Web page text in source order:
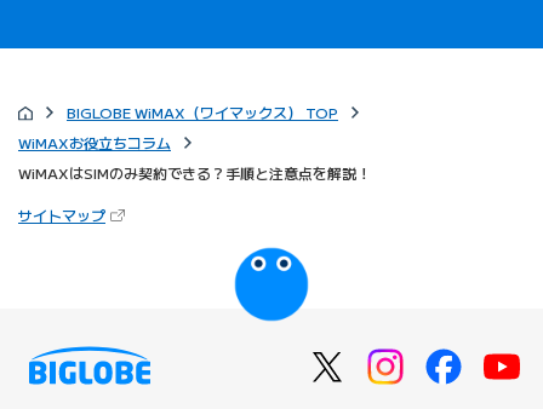
BIGLOBE WiMAX（ワイマックス） TOP
WiMAXお役立ちコラム
WiMAXはSIMのみ契約できる？手順と注意点を解説！
サイトマップ（新しいタブで開きます）